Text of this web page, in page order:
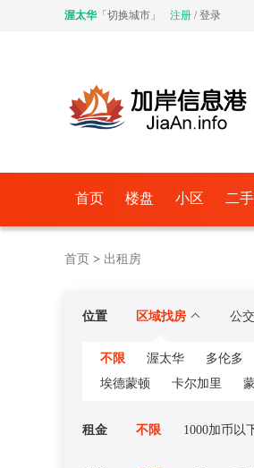
渥太华「 切换城市 」 注册 /登录
首页 楼盘 小区 二
首页 > 出租房
位置 区域找房 公
不限 渥太华 多伦多
埃德蒙顿
卡尔加里
租金 不限 1000加币以